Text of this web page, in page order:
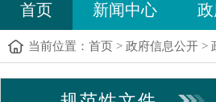
首页 新闻中心
当前位置： 首页 > 政府信息公开 >